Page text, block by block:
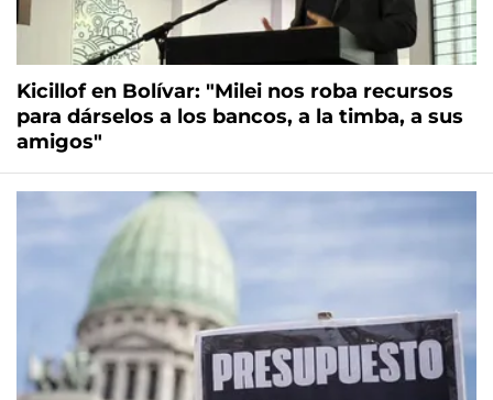
Kicillof en Bolívar: "Milei nos roba recursos
para dárselos a los bancos, a la timba, a sus
amigos"